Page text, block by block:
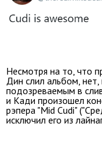
Несмотря на то, что
Дин слил альбом,
подозреваемым в
и Кади произошел
рэпера "Mid Cudi"
исключил его из